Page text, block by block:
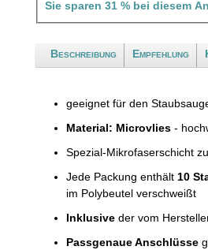
Sie sparen 31 % bei diesem
Beschreibung Empfehlung
geeignet für den
Material: Microvlies -
Spezial-Mikrofaserschicht
Jede Packung enthält 10
im Polybeutel verschweißt
Inklusive der vom
Passgenaue Anschlüsse